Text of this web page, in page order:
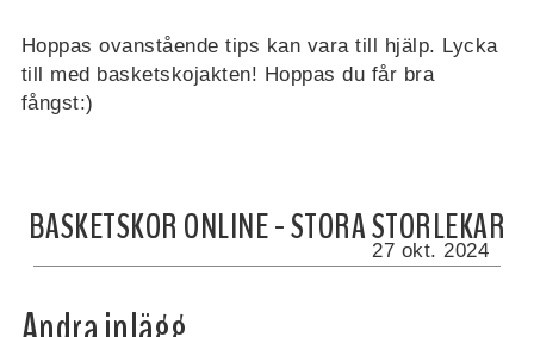
Hoppas ovanstående tips kan vara till hjälp. Lycka
till med basketskojakten! Hoppas du får bra
fångst:)
BASKETSKOR ONLINE - STORA STORLEKAR
27 okt. 2024